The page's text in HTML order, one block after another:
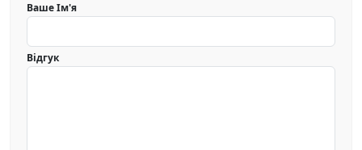
Ваше Ім'я
Відгук